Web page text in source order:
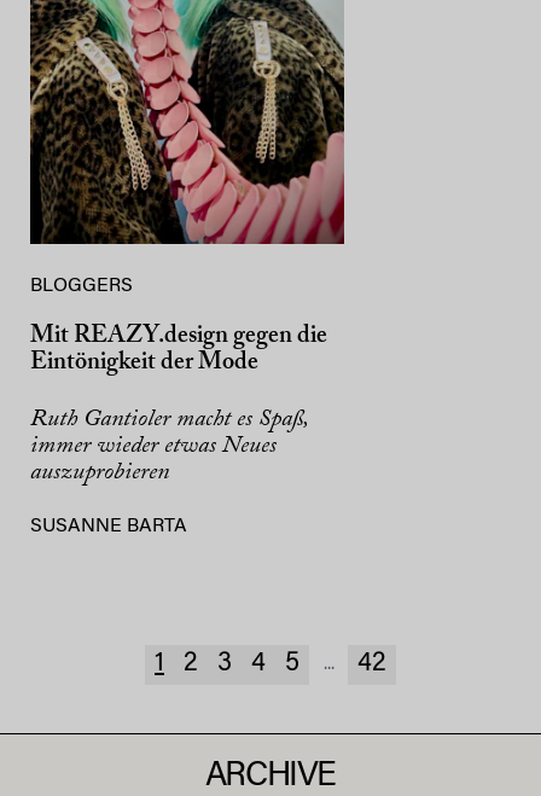
BLOGGERS
Mit REAZY.design gegen die
Eintönigkeit der Mode
Ruth Gantioler macht es Spaß,
immer wieder etwas Neues
auszuprobieren
SUSANNE BARTA
1 2 3 4 5 ... 42
ARCHIVE